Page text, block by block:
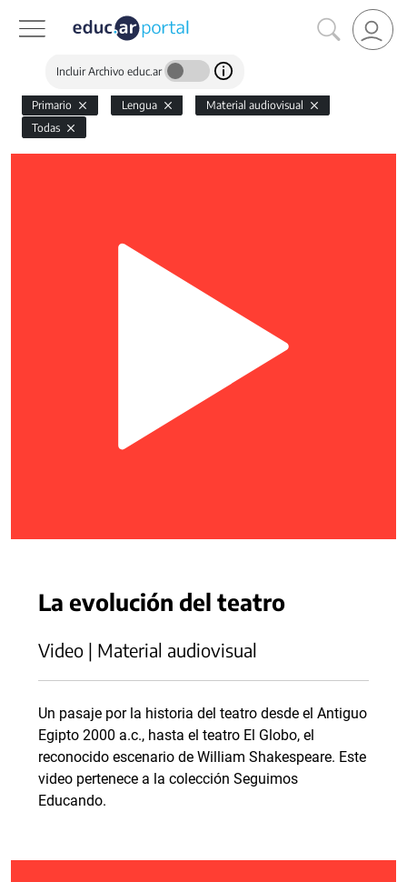
Incluir Archivo educ.ar
Primario Lengua
Material audiovisual
Todas
La evolución del teatro
Video | Material audiovisual
Un pasaje por la historia del teatro desde el Antiguo
Egipto 2000 a.c., hasta el teatro El Globo, el
reconocido escenario de William Shakespeare. Este
video pertenece a la colección Seguimos
Educando.